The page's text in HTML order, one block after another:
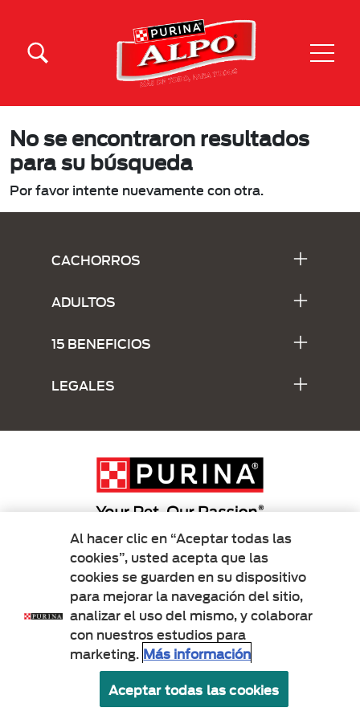
Menu Secundario Alpo
No se encontraron resultados
para su búsqueda
Por favor intente nuevamente con otra.
CACHORROS
ADULTOS
15 BENEFICIOS
LEGALES
Al hacer clic en “Aceptar todas las
cookies”, usted acepta que las
cookies se guarden en su dispositivo
para mejorar la navegación del sitio,
analizar el uso del mismo, y colaborar
con nuestros estudios para
marketing. Más información
Aceptar todas las cookies